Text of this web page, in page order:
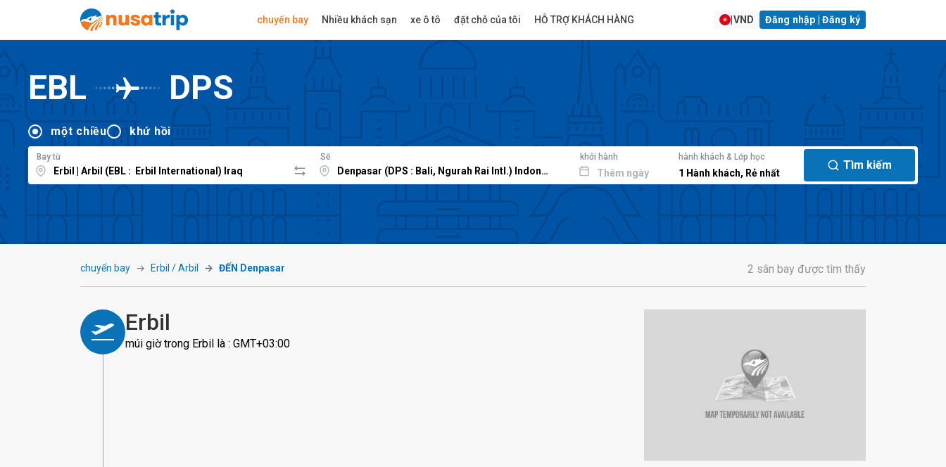
chuyến bay Nhiều khách sạn xe ô tô đặt chỗ của tôi HỖ TRỢ KHÁCH HÀNG VND Đăng nhập | Đăng ký
EBL DPS
một chiều khứ hồi
Bay từ Sẽ khởi hành
Thêm ngày
hành khách & Lớp học
1 Hành khách, Rẻ nhất
Tìm kiếm
chuyến bay Erbil / Arbil ĐẾN Denpasar 2 sân bay được tìm thấy
Erbil
múi giờ trong Erbil là : GMT+03:00